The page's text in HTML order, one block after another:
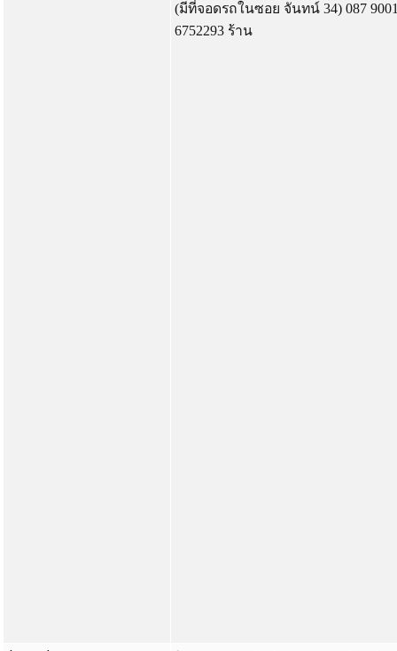
(มีที่จอดรถในซอย จันทน์ 34) 087
6752293 ร้าน